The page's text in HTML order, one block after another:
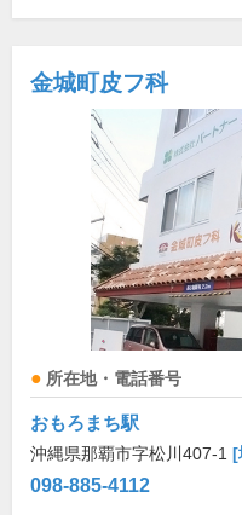
金城町皮フ科
所在地・電話番号
おもろまち駅
沖縄県那覇市字松川407-1 [
098-885-4112